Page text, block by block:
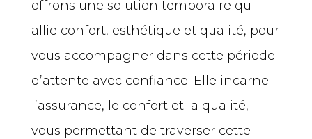
offrons une solution temporaire qui
allie confort, esthétique et qualité, pour
vous accompagner dans cette période
d’attente avec confiance. Elle incarne
l’assurance, le confort et la qualité,
vous permettant de traverser cette